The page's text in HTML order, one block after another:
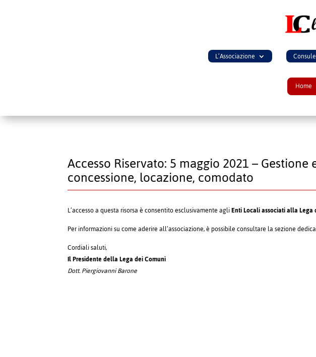
L’Associazione
Home
Accesso Riservato: 5 maggio 2021 –
concessione, locazione, comodato
L’accesso a questa risorsa è consentito esclusivamente agliEnti Locali associati alla Lega
Per informazioni su come aderire all’associazione, è possibile consultare la sezione
Cordiali saluti,
Il Presidente della Lega dei Comuni
Dott. Piergiovanni Barone